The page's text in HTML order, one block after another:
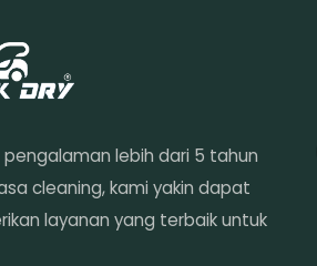
pengalaman lebih dari 5 tahun
cleaning, kami yakin dapat
layanan yang terbaik untuk